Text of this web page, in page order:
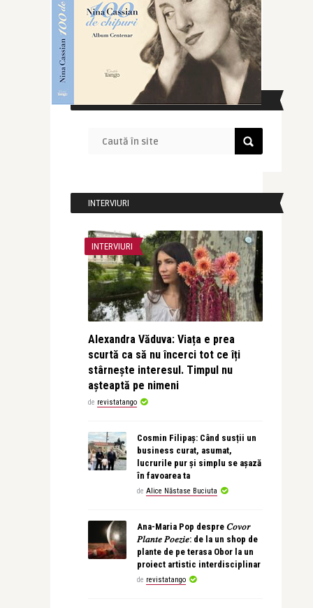
CAUTĂ ÎN SITE
INTERVIURI
INTERVIURI
Alexandra Văduva: Viața e prea
scurtă ca să nu încerci tot ce îți
stârnește interesul. Timpul nu
așteaptă pe nimeni
de revistatango
Cosmin Filipaș: Când susții un
business curat, asumat,
lucrurile pur și simplu se așază
în favoarea ta
de Alice Năstase Buciuta
Ana-Maria Pop despre 𝐶𝑜𝑣𝑜𝑟
𝑃𝑙𝑎𝑛𝑡𝑒 𝑃𝑜𝑒𝑧𝑖𝑒: de la un shop de
plante de pe terasa Obor la un
proiect artistic interdisciplinar
de revistatango